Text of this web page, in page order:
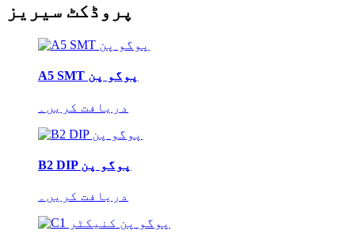
پروڈکٹ سیریز
A5 SMT پوگو پن
دریافت کریں۔
B2 DIP پوگو پن
دریافت کریں۔